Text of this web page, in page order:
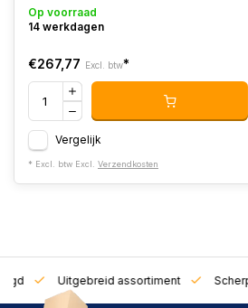
Op voorraad
14 werkdagen
€267,77 Excl. btw*
Vergelijk
* Excl. btw Excl. Verzendkosten
Uitgebreid assortiment